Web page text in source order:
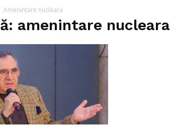
Amenintare nucleara
amenintare nucleara